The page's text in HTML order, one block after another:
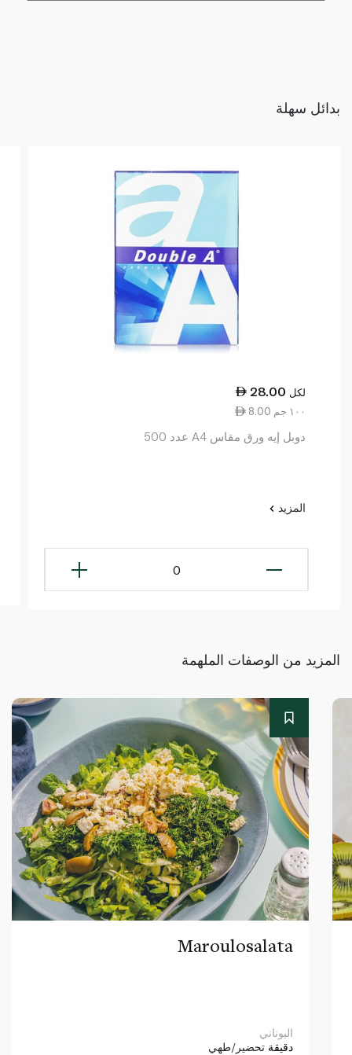
بدائل سهلة
28.00 لكل
8.00 ١٠٠ جم
دوبل إيه ورق مقاس A4 عدد 500
المزيد
0
المزيد من الوصفات الملهمة
Maroulosalata
اليوناني
دقيقة تحضير/طهي